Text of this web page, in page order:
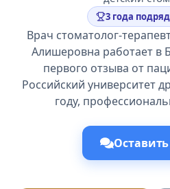
3 года
Врач стоматолог-
Алишеровна работает в
первого отзыва от
Российский университет
году,